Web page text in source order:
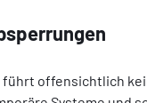
führt offensichtlich